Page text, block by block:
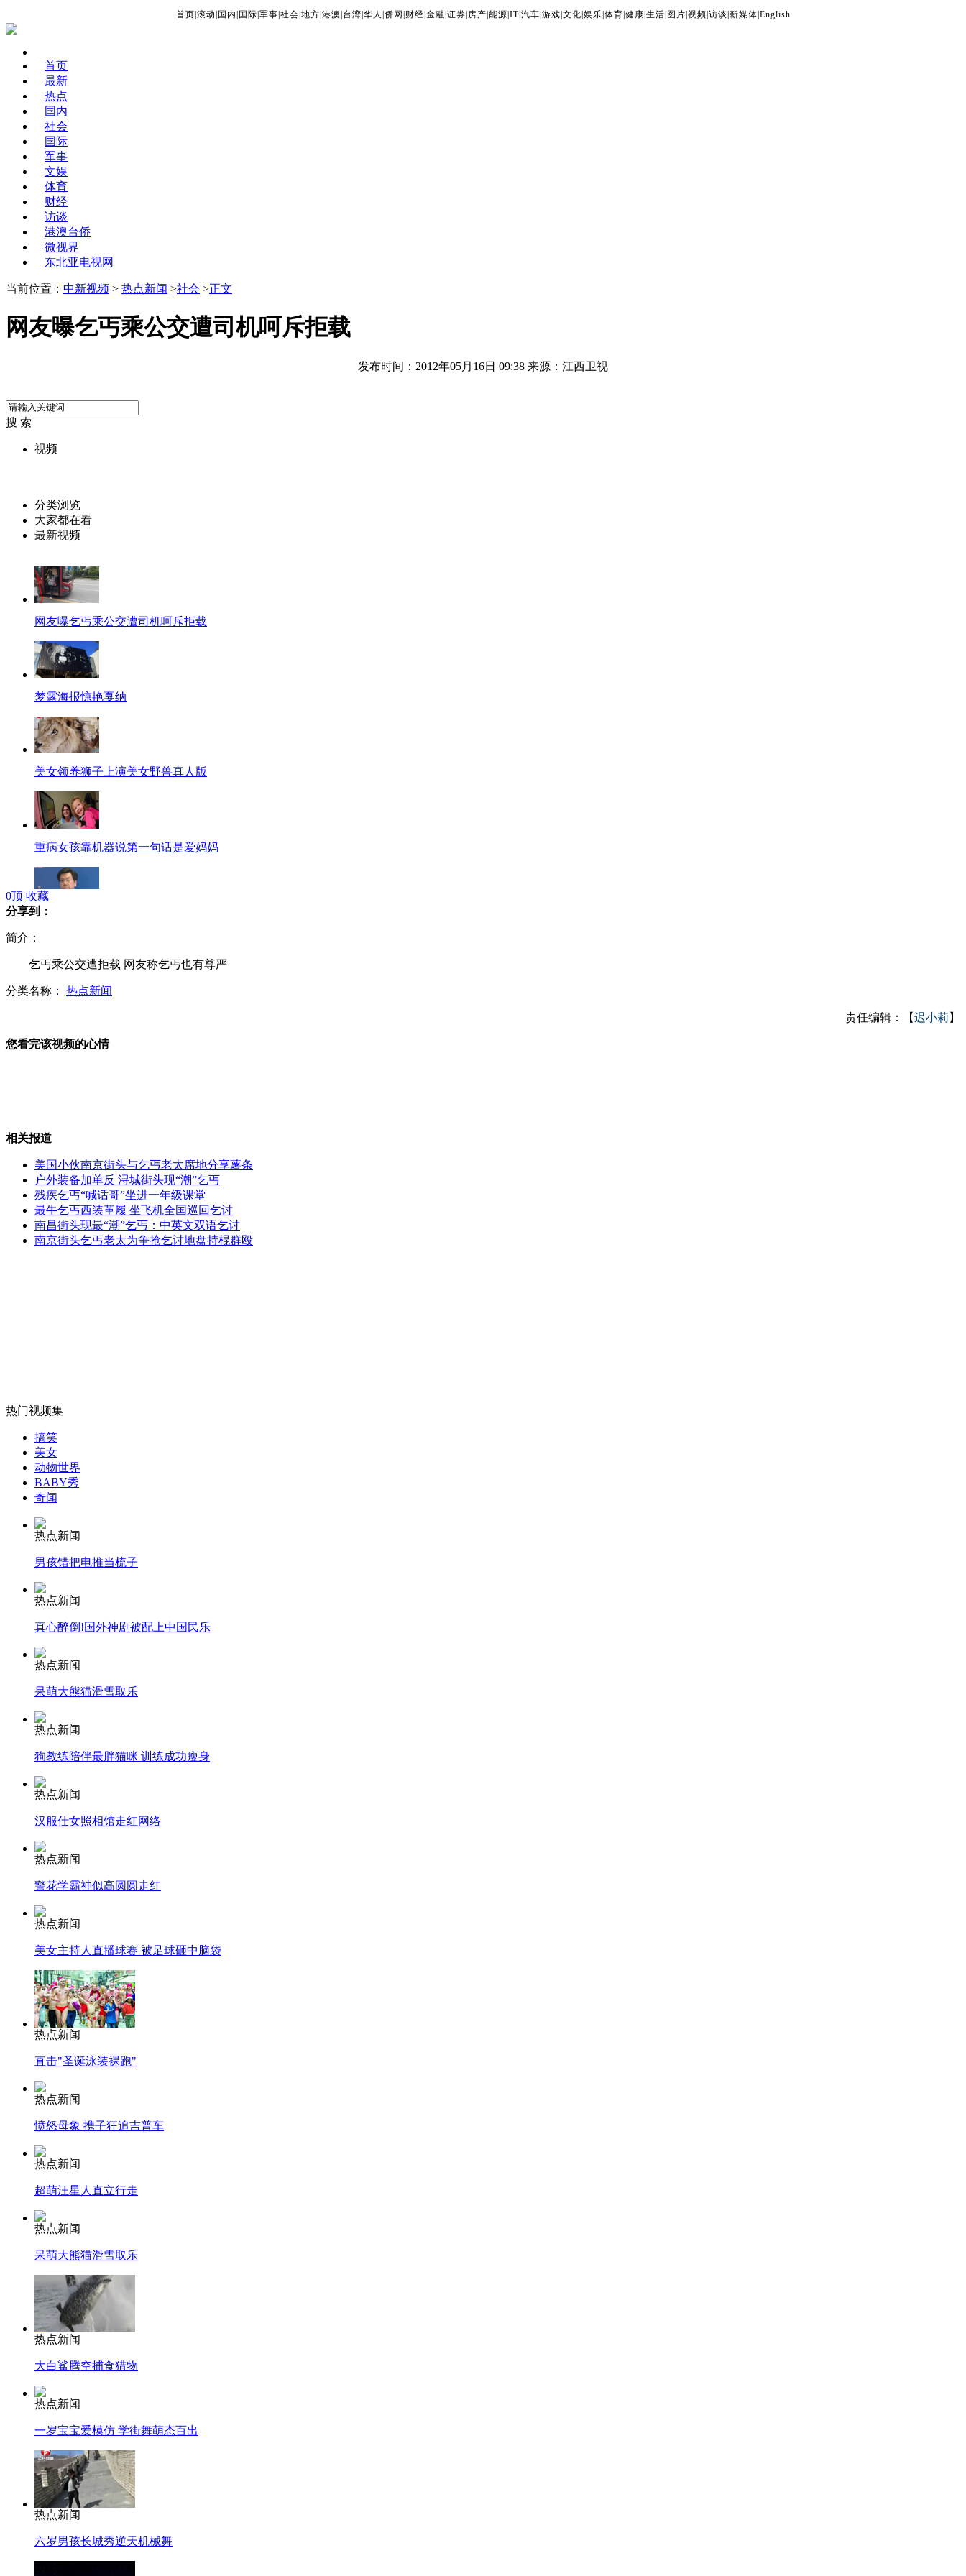
首页 滚动 国内 国际 军事 社会 地方 港澳 台湾 华人 侨网 财经 金融 证券 房产 能源 IT| 汽车 游戏 文化 娱乐 体育 健康 生活 图片 视频 访谈 新媒体 English
首页
最新
热点
国内
社会
国际
军事
文娱
体育
财经
访谈
港澳台侨
微视界
东北亚电视网
当前位置： 中新视频 > 热点新闻 >社会 >正文
网友曝乞丐乘公交遭司机呵斥拒载
发布时间：2012年05月16日 09:38 来源：江西卫视
搜 索
视频
分类浏览
大家都在看
最新视频
网友曝乞丐乘公交遭司机呵斥拒载
梦露海报惊艳戛纳
美女领养狮子上演美女野兽真人版
重病女孩靠机器说第一句话是爱妈妈
你超标了吗？测量肥胖新标准WHR
遭遇泥石流滑坡 驴友拍摄遇难瞬间
湖南一中学围墙坍塌致4名学生身亡
无痛分娩是否安全 医生回应
外交部：反对强权政治霸凌主义
外交部：有关国家言论片面不公正
安徽一实载49人客车翻车
走！跟着总书记去植树
消防员救轻生者
纽约上演“枕头大战”
司机酒驾遇交警 急速倒车逃窜
0顶 收藏
分享到：
简介：
乞丐乘公交遭拒载 网友称乞丐也有尊严
分类名称： 热点新闻
责任编辑：【迟小莉 】
您看完该视频的心情
相关报道
美国小伙南京街头与乞丐老太席地分享薯条
户外装备加单反 浔城街头现“潮”乞丐
残疾乞丐“喊话哥”坐进一年级课堂
最牛乞丐西装革履 坐飞机全国巡回乞讨
南昌街头现最“潮”乞丐：中英文双语乞讨
南京街头乞丐老太为争抢乞讨地盘持棍群殴
热门视频集
搞笑
美女
动物世界
BABY秀
奇闻
热点新闻
男孩错把电推当梳子
热点新闻
真心醉倒!国外神剧被配上中国民乐
热点新闻
呆萌大熊猫滑雪取乐
热点新闻
狗教练陪伴最胖猫咪 训练成功瘦身
热点新闻
汉服仕女照相馆走红网络
热点新闻
警花学霸神似高圆圆走红
热点新闻
美女主持人直播球赛 被足球砸中脑袋
热点新闻
直击"圣诞泳装裸跑"
热点新闻
愤怒母象 携子狂追吉普车
热点新闻
超萌汪星人直立行走
热点新闻
呆萌大熊猫滑雪取乐
热点新闻
大白鲨腾空捕食猎物
热点新闻
一岁宝宝爱模仿 学街舞萌态百出
热点新闻
六岁男孩长城秀逆天机械舞